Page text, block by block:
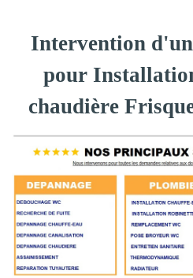
Intervention
pour
chaudière